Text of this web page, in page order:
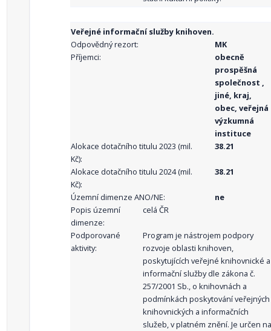
Veřejné informační služby knihoven.
Odpovědný rezort:
MK
Příjemci:
obecně
prospěšná
společnost ,
jiné, kraj,
obec, veřejná
výzkumná
instituce
Alokace dotačního titulu 2023 (mil.
Kč):
38.21
Alokace dotačního titulu 2024 (mil.
Kč):
38.21
Územní dimenze ANO/NE:
ne
Popis územní
dimenze:
celá ČR
Podporované
aktivity:
Program je nástrojem podpory
rozvoje oblasti knihoven,
poskytujících veřejné knihovnické a
informační služby dle zákona č.
257/2001 Sb., o knihovnách a
podmínkách poskytování veřejných
knihovnických a informačních
služeb, v platném znění. Je určen na